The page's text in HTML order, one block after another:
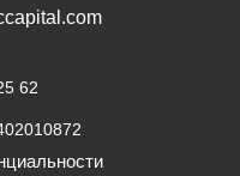
62